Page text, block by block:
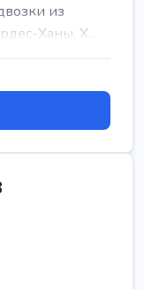
из
Ханы, Х...